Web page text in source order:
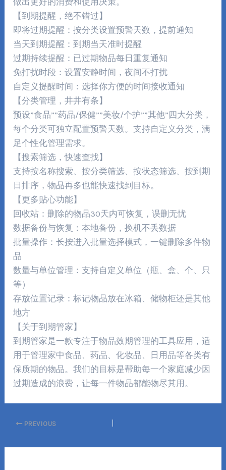
【到期提醒，绝不错过】
即将过期提醒：按分类设置预警天数，提前通知
当天到期提醒：到期当天准时提醒
过期持续提醒：已过期物品每日重复通知
免打扰时段：设置安静时间，夜间不打扰
自定义提醒时间：选择你方便的时间接收通知
【分类管理，井井有条】
预设”食品””药品/保健””美妆/个护””其他”四大分类，
每个分类可独立配置预警天数。支持自定义分类，满
足个性化管理需求。
【搜索筛选，快速查找】
支持按名称搜索、按分类筛选、按状态筛选、按到期
日排序，物品再多也能快速找到目标。
【更多贴心功能】
回收站：删除的物品30天内可恢复，误删无忧
数据备份与恢复：本地备份，换机不丢数据
批量操作：长按进入批量选择模式，一键删除多件物
品
数量与单位管理：支持自定义单位（瓶、盒、个、只
等）
存放位置记录：标记物品放在冰箱、储物柜还是其他
地方
【关于到期管家】
到期管家是一款专注于物品效期管理的工具应用，适
用于管理家中食品、药品、化妆品、日用品等各类有
保质期的物品。我们的目标是帮助每一个家庭减少因
过期造成的浪费，让每一件物品都能物尽其用。
PREVIOUS